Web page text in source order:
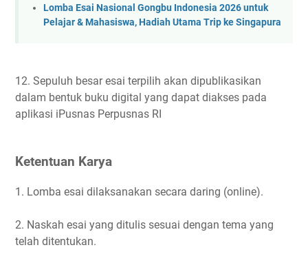
Lomba Esai Nasional Gongbu Indonesia 2026 untuk
Pelajar & Mahasiswa, Hadiah Utama Trip ke Singapura
12. Sepuluh besar esai terpilih akan dipublikasikan
dalam bentuk buku digital yang dapat diakses pada
aplikasi iPusnas Perpusnas RI
Ketentuan Karya
1. Lomba esai dilaksanakan secara daring (online).
2. Naskah esai yang ditulis sesuai dengan tema yang
telah ditentukan.